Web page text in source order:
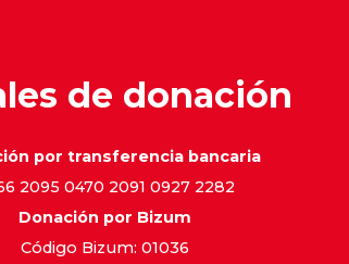
de donación
por transferencia bancaria
2095 0470 2091 0927 2282
Donación por Bizum
Código Bizum: 01036